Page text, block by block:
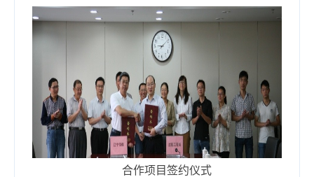
合作项目签约仪式